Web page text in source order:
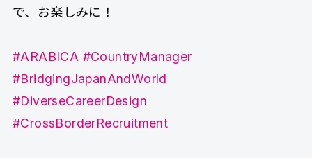
で、お楽しみに！
#ARABICA #CountryManager
#BridgingJapanAndWorld
#DiverseCareerDesign
#CrossBorderRecruitment